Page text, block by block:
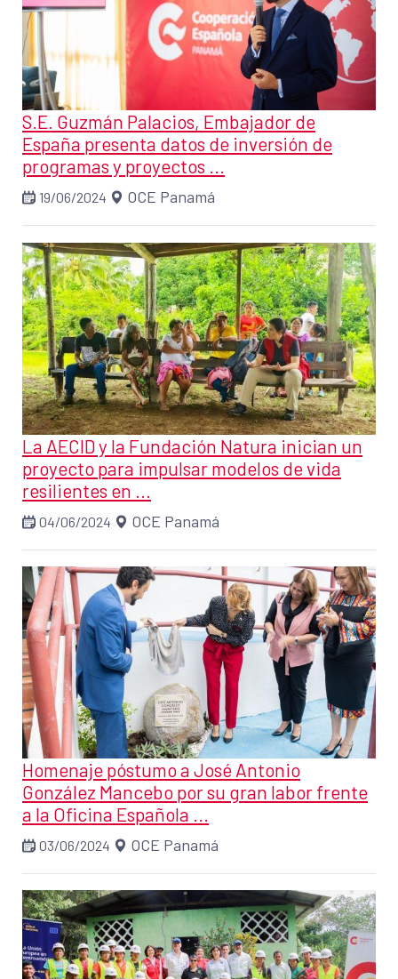
S.E. Guzmán Palacios, Embajador de
España presenta datos de inversión de
programas y proyectos ...
19/06/2024 OCE Panamá
La AECID y la Fundación Natura inician un
proyecto para impulsar modelos de vida
resilientes en ...
04/06/2024 OCE Panamá
Homenaje póstumo a José Antonio
González Mancebo por su gran labor frente
a la Oficina Española ...
03/06/2024 OCE Panamá